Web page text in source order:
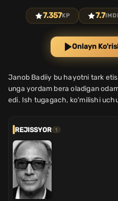
7.357KP 7.7
Onlayn
Janob Badiiy bu hayotni tark
unga yordam bera oladigan
edi. Ish tugagach, ko'milishi
REJISSYOR 1